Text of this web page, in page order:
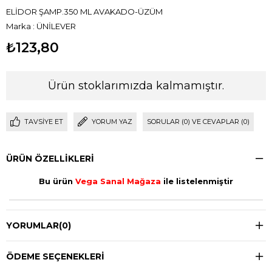
ELİDOR ŞAMP.350 ML AVAKADO-ÜZÜM
Marka : ÜNİLEVER
₺123,80
Ürün stoklarımızda kalmamıştır.
TAVSIYE ET YORUM YAZ SORULAR (0) VE CEVAPLAR (0)
ÜRÜN ÖZELLIKLERI
Bu ürün Vega Sanal Mağaza ile listelenmiştir
YORUMLAR(0)
ÖDEME SEÇENEKLERI